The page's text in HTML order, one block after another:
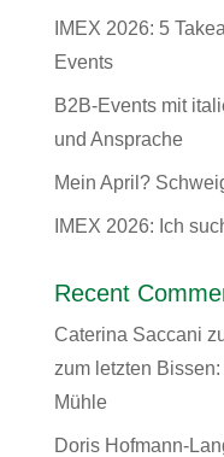
IMEX 2026: 5
Events
B2B-Events mit
und Ansprache
Mein April?
IMEX 2026: Ich
Recent
Caterina Saccani
zum letzten
Mühle
Doris Hofmann-